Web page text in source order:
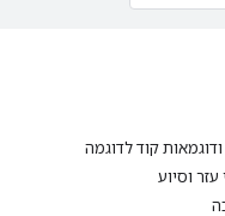
קוד לדוגמה
וסיוע